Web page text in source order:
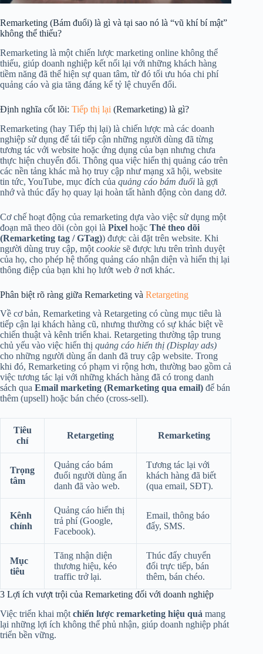
Remarketing (Bám đuổi) là gì và tại sao nó là “vũ khí bí mật”
không thể thiếu?
Remarketing là một chiến lược marketing online không thể
thiếu, giúp doanh nghiệp kết nối lại với những khách hàng
tiềm năng đã thể hiện sự quan tâm, từ đó tối ưu hóa chi phí
quảng cáo và gia tăng đáng kể tỷ lệ chuyển đổi.
Định nghĩa cốt lõi: Tiếp thị lại (Remarketing) là gì?
Remarketing (hay Tiếp thị lại) là chiến lược mà các doanh
nghiệp sử dụng để tái tiếp cận những người dùng đã từng
tương tác với website hoặc ứng dụng của bạn nhưng chưa
thực hiện chuyển đổi. Thông qua việc hiển thị quảng cáo trên
các nền tảng khác mà họ truy cập như mạng xã hội, website
tin tức, YouTube, mục đích của quảng cáo bám đuổi là gợi
nhớ và thúc đẩy họ quay lại hoàn tất hành động còn dang dở.
Cơ chế hoạt động của remarketing dựa vào việc sử dụng một
đoạn mã theo dõi (còn gọi là Pixel hoặc Thẻ theo dõi
(Remarketing tag / GTag)) được cài đặt trên website. Khi
người dùng truy cập, một cookie sẽ được lưu trên trình duyệt
của họ, cho phép hệ thống quảng cáo nhận diện và hiển thị lại
thông điệp của bạn khi họ lướt web ở nơi khác.
Phân biệt rõ ràng giữa Remarketing và Retargeting
Về cơ bản, Remarketing và Retargeting có cùng mục tiêu là
tiếp cận lại khách hàng cũ, nhưng thường có sự khác biệt về
chiến thuật và kênh triển khai. Retargeting thường tập trung
chủ yếu vào việc hiển thị quảng cáo hiển thị (Display ads)
cho những người dùng ẩn danh đã truy cập website. Trong
khi đó, Remarketing có phạm vi rộng hơn, thường bao gồm cả
việc tương tác lại với những khách hàng đã có trong danh
sách qua Email marketing (Remarketing qua email) để bán
thêm (upsell) hoặc bán chéo (cross-sell).
Tiêu
chí
Retargeting Remarketing
Trọng
tâm
Quảng cáo bám
đuổi người dùng ẩn
danh đã vào web.
Tương tác lại với
khách hàng đã biết
(qua email, SĐT).
Kênh
chính
Quảng cáo hiển thị
trả phí (Google,
Facebook).
Email, thông báo
đẩy, SMS.
Mục
tiêu
Tăng nhận diện
thương hiệu, kéo
traffic trở lại.
Thúc đẩy chuyển
đổi trực tiếp, bán
thêm, bán chéo.
3 Lợi ích vượt trội của Remarketing đối với doanh nghiệp
Việc triển khai một chiến lược remarketing hiệu quả mang
lại những lợi ích không thể phủ nhận, giúp doanh nghiệp phát
triển bền vững.